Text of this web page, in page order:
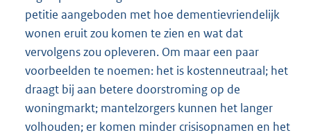
petitie aangeboden met hoe dementievriendelijk
wonen eruit zou komen te zien en wat dat
vervolgens zou opleveren. Om maar een paar
voorbeelden te noemen: het is kostenneutraal; het
draagt bij aan betere doorstroming op de
woningmarkt; mantelzorgers kunnen het langer
volhouden; er komen minder crisisopnamen en het